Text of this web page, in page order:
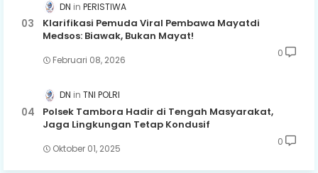
DN PERISTIWA
Klarifikasi Pemuda Viral Pembawa Mayatdi
Medsos: Biawak, Bukan Mayat!
Februari 08, 2026
0
DN TNI POLRI
Polsek Tambora Hadir di Tengah Masyarakat,
Jaga Lingkungan Tetap Kondusif
Oktober 01, 2025
0